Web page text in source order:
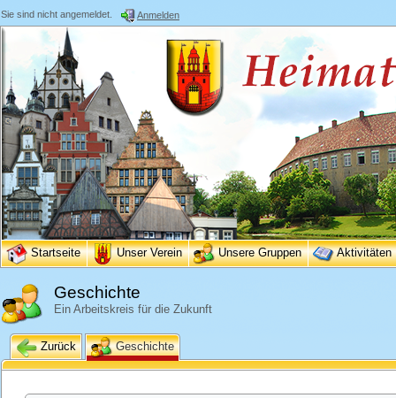
Sie sind nicht angemeldet. Anmelden
Startseite Unser Verein Unsere Gruppen Aktivitäten
Geschichte
Ein Arbeitskreis für die Zukunft
Zurück Geschichte